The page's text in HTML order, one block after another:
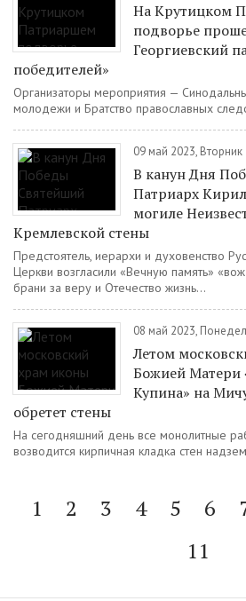
На Крутицком
подворье
Георгиевский
победителей»
Организаторы мероприятия —
молодежи и Братство православных
09 май 2023, Вторник
В канун Дня
Патриарх
могиле
Кремлевской стены
Предстоятель, иерархи и духовенство
Церкви возгласили «Вечную память»
брани за веру и Отечество жизнь...
08 май 2023,
Летом
Божией Матери
Купина» на
обретет стены
На сегодняшний день все монолитные
возводится кирпичная кладка стен
1 2 3 4 5 6
11